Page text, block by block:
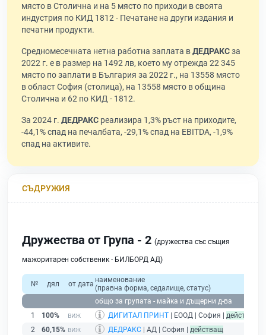
място в Столична и на 5 място по приходи в своята
индустрия по КИД 1812 - Печатане на други издания и
печатни продукти.
Средномесечната нетна работна заплата вДЕДРАКСза
2022 г. е в размер на 1492 лв, което му отрежда 22 345
място по заплати в България за 2022 г., на 13558 място
в област София (столица), на 13558 място в община
Столична и 62 по КИД - 1812.
За 2024 г. ДЕДРАКС реализира 1,3% ръст на приходите,
-44,1% спад на печалбата, -29,1% спад на EBITDA, -1,9%
спад на активите.
СЪДРУЖИЯ
Дружества от Група - 2 (дружества със същия
мажоритарен собственик - БИЛБОРД АД)
№ дял от дата наименование
(правна форма, седалище, статус)
общо за групата - майка и дъщерни д-ва
1
100% ДИГИТАЛ ПРИНТ | ЕООД | София | действащ
2
60,15% ДЕДРАКС | АД | София | действащ